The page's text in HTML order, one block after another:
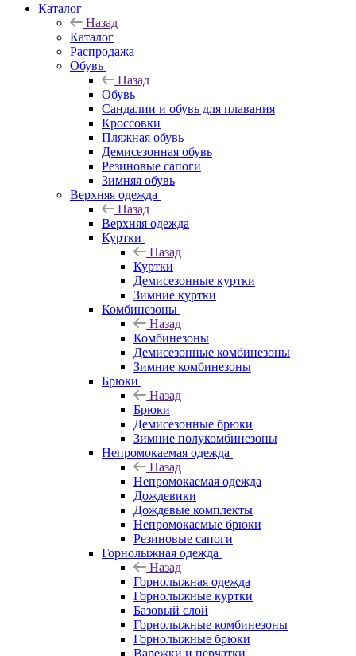
Каталог
Назад
Каталог
Распродажа
Обувь
Назад
Обувь
Сандалии и обувь для плавания
Кроссовки
Пляжная обувь
Демисезонная обувь
Резиновые сапоги
Зимняя обувь
Верхняя одежда
Назад
Верхняя одежда
Куртки
Назад
Куртки
Демисезонные куртки
Зимние куртки
Комбинезоны
Назад
Комбинезоны
Демисезонные комбинезоны
Зимние комбинезоны
Брюки
Назад
Брюки
Демисезонные брюки
Зимние полукомбинезоны
Непромокаемая одежда
Назад
Непромокаемая одежда
Дождевики
Дождевые комплекты
Непромокаемые брюки
Резиновые сапоги
Горнолыжная одежда
Назад
Горнолыжная одежда
Горнолыжные куртки
Базовый слой
Горнолыжные комбинезоны
Горнолыжные брюки
Варежки и перчатки